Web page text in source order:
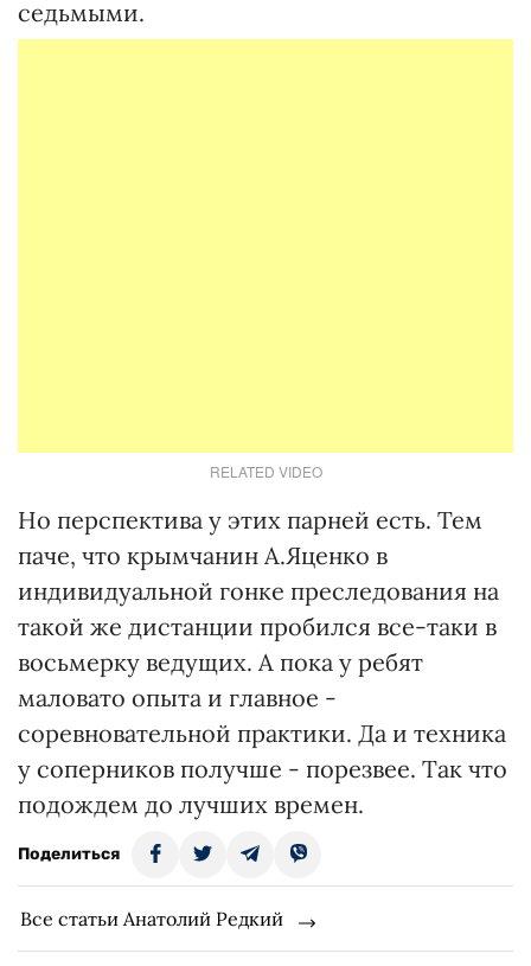
седьмыми.
RELATED VIDEO
Но перспектива у этих парней есть. Тем
паче, что крымчанин А.Яценко в
индивидуальной гонке преследования на
такой же дистанции пробился все-таки в
восьмерку ведущих. А пока у ребят
маловато опыта и главное -
соревновательной практики. Да и техника
у соперников получше - порезвее. Так что
подождем до лучших времен.
Поделиться
Все статьи Анатолий Редкий